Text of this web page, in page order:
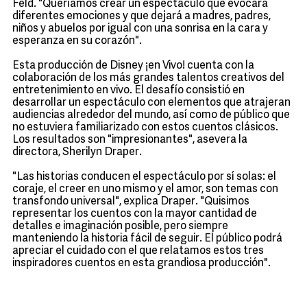
Feld. "Queríamos crear un espectáculo que evocara
diferentes emociones y que dejará a madres, padres,
niños y abuelos por igual con una sonrisa en la cara y
esperanza en su corazón".
Esta producción de Disney ¡en Vivo! cuenta con la
colaboración de los más grandes talentos creativos del
entretenimiento en vivo. El desafío consistió en
desarrollar un espectáculo con elementos que atrajeran
audiencias alrededor del mundo, así como de público que
no estuviera familiarizado con estos cuentos clásicos.
Los resultados son "impresionantes", asevera la
directora, Sherilyn Draper.
"Las historias conducen el espectáculo por sí solas: el
coraje, el creer en uno mismo y el amor, son temas con
transfondo universal", explica Draper. "Quisimos
representar los cuentos con la mayor cantidad de
detalles e imaginación posible, pero siempre
manteniendo la historia fácil de seguir. El público podrá
apreciar el cuidado con el que relatamos estos tres
inspiradores cuentos en esta grandiosa producción".